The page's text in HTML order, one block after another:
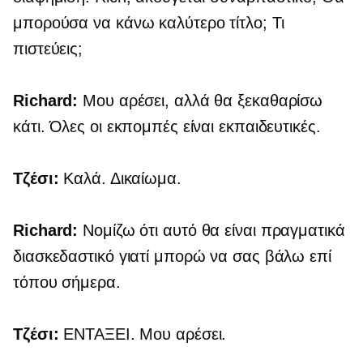
μπορούσα να κάνω καλύτερο τίτλο; Τι
πιστεύεις;
Richard: Μου αρέσει, αλλά θα ξεκαθαρίσω
κάτι. Όλες οι εκπομπές είναι εκπαιδευτικές.
Τζέσι: Καλά. Δικαίωμα.
Richard: Νομίζω ότι αυτό θα είναι πραγματικά
διασκεδαστικό γιατί μπορώ να σας βάλω επί
τόπου σήμερα.
Τζέσι: ΕΝΤΑΞΕΙ. Μου αρέσει.